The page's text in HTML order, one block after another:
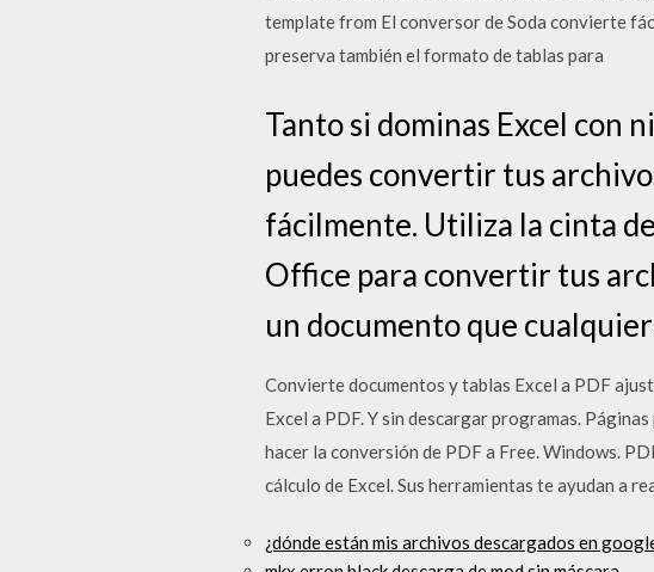
template from El conversor de Soda convierte
preserva también el formato de tablas para
Tanto si dominas Excel con
puedes convertir tus
fácilmente. Utiliza la cinta
Office para convertir tus
un documento que
Convierte documentos y tablas Excel a PDF
Excel a PDF. Y sin descargar programas.
hacer la conversión de PDF a Free. Windows.
cálculo de Excel. Sus herramientas te ayudan a
¿dónde están mis archivos descargados en